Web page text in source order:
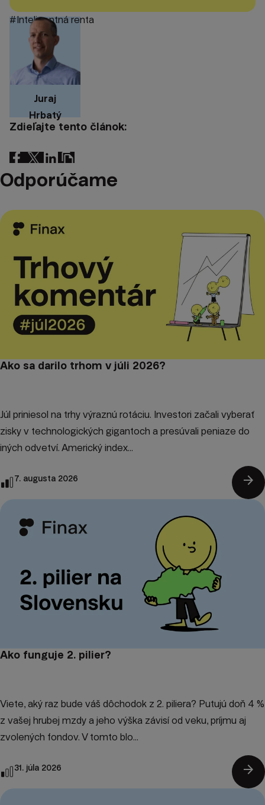
#Inteligentná renta
Juraj
Hrbatý
Zdieľajte tento článok:
Odporúčame
Ako sa darilo trhom v júli 2026?
Júl priniesol na trhy výraznú rotáciu. Investori začali vyberať
zisky v technologických gigantoch a presúvali peniaze do
iných odvetví. Americký index...
7. augusta 2026 arrow_forward
Ako funguje 2. pilier?
Viete, aký raz bude váš dôchodok z 2. piliera? Putujú doň 4 %
z vašej hrubej mzdy a jeho výška závisí od veku, príjmu aj
zvolených fondov. V tomto blo...
31. júla 2026 arrow_forward